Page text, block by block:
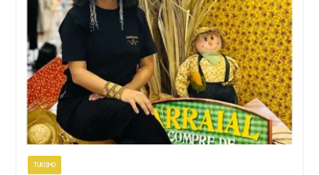
TURISMO